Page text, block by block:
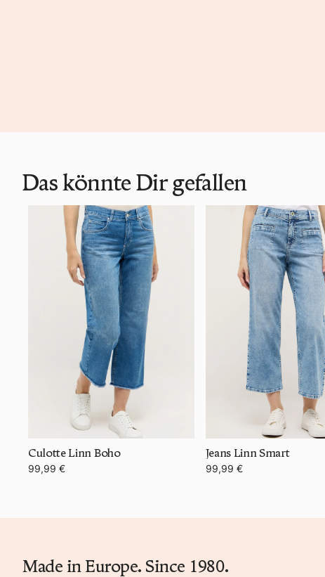
Das könnte Dir gefallen
Culotte Linn Boho
99,99 €
Jeans Linn Smart
99,99 €
Made in Europe. Since 1980.